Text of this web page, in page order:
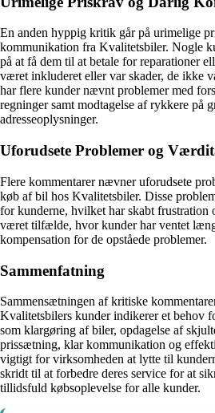
En anden hyppig kritik går på urimelige
kommunikation fra Kvalitetsbiler. Nogle
på at få dem til at betale for reparationer
været inkluderet eller var skader, de ikke
har flere kunder nævnt problemer med
regninger samt modtagelse af rykkere på
adresseoplysninger.
Uforudsete Problemer og
Flere kommentarer nævner uforudsete
køb af bil hos Kvalitetsbiler. Disse
for kunderne, hvilket har skabt frustration
været tilfælde, hvor kunder har ventet
kompensation for de opståede problemer.
Sammenfatning
Sammensætningen af kritiske
Kvalitetsbilers kunder indikerer et behov
som klargøring af biler, opdagelse af
prissætning, klar kommunikation og
vigtigt for virksomheden at lytte til
skridt til at forbedre deres service for at
tillidsfuld købsoplevelse for alle kunder.